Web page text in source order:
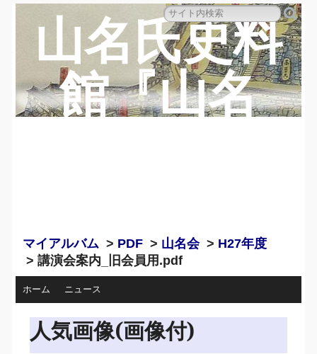
山名氏史料
館『山名
マイアルバム > PDF > 山名会> H27年度
> 講演会案内_旧会員用.pdf
ホーム ニュース
人気画像(画像付)